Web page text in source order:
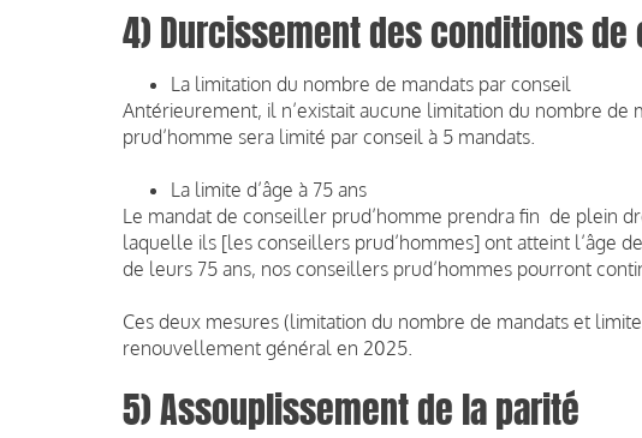
4) Durcissement des conditions de
La limitation du nombre de mandats par conseil
Antérieurement, il n’existait aucune limitation du nombre de
prud’homme sera limité par conseil à 5 mandats.
La limite d’âge à 75 ans
Le mandat de conseiller prud’homme prendra fin de plein
laquelle ils [les conseillers prud’hommes] ont atteint l’âge
de leurs 75 ans, nos conseillers prud’hommes pourront
Ces deux mesures (limitation du nombre de mandats et
renouvellement général en 2025.
5) Assouplissement de la parité